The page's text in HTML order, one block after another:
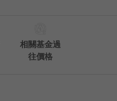
相關基金過
往價格